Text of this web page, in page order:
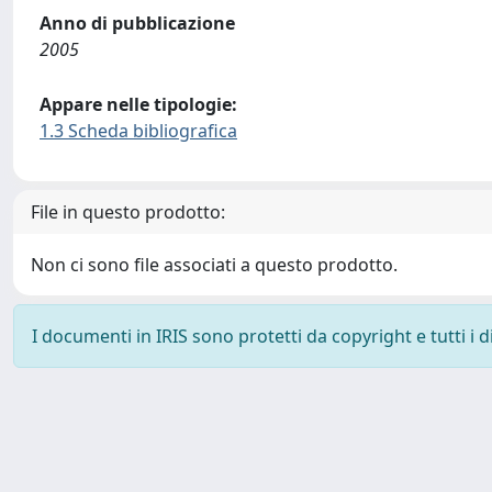
Anno di pubblicazione
2005
Appare nelle tipologie:
1.3 Scheda bibliografica
File in questo prodotto:
Non ci sono file associati a questo prodotto.
I documenti in IRIS sono protetti da copyright e tutti i